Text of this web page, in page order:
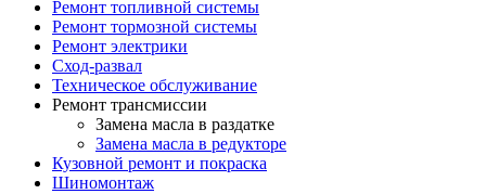
Ремонт топливной системы
Ремонт тормозной системы
Ремонт электрики
Сход-развал
Техническое обслуживание
Ремонт трансмиссии
Замена масла в раздатке
Замена масла в редукторе
Кузовной ремонт и покраска
Шиномонтаж